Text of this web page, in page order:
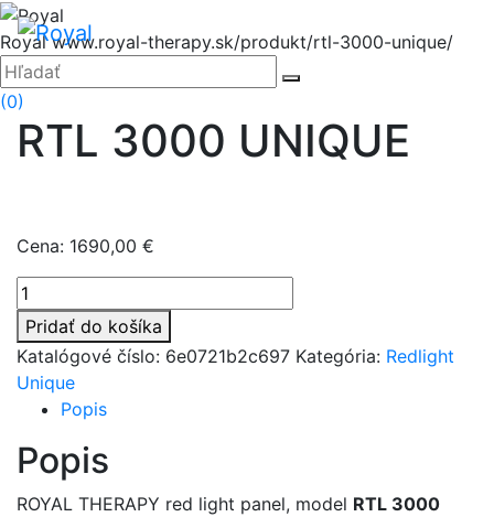
Hore
Royalwww.royal-therapy.sk/produkt/rtl-3000-unique/
Zatvoriť
Hľadať:
(0)
RTL 3000 UNIQUE
Cena: 1690,00 €
množstvo
RTL
3000
UNIQUE
Pridať do košíka
Katalógové číslo: 6e0721b2c697 Kategória: Redlight
Unique
Popis
Popis
ROYAL THERAPY red light panel, model RTL 3000